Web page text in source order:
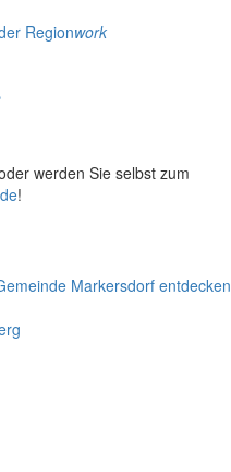
Regionwork
werden Sie selbst zum
!